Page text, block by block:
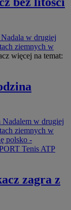
w drugiej
ziemnych w
więcej na temat:
Nadalem w drugiej
ziemnych w
polsko -
TenisATP
zagra z